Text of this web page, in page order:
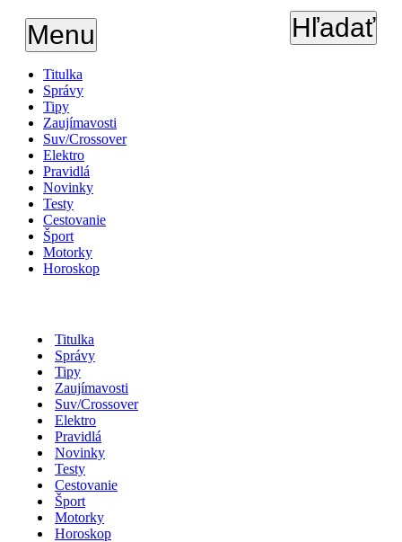
Menu Hľadať
Titulka
Správy
Tipy
Zaujímavosti
Suv/Crossover
Elektro
Pravidlá
Novinky
Testy
Cestovanie
Šport
Motorky
Horoskop
Titulka
Správy
Tipy
Zaujímavosti
Suv/Crossover
Elektro
Pravidlá
Novinky
Testy
Cestovanie
Šport
Motorky
Horoskop